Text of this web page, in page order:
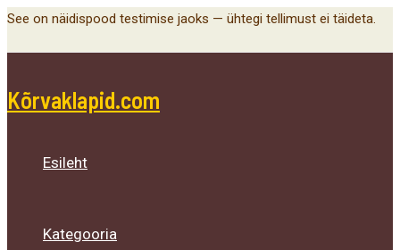
Skip
See on näidispood testimise jaoks — ühtegi tellimust ei täideta.
Kõrvaklapid.com
Esileht
Kategooria
Menu
Toggle
Menu
Toggle
Menu
Toggle
Main
Menu